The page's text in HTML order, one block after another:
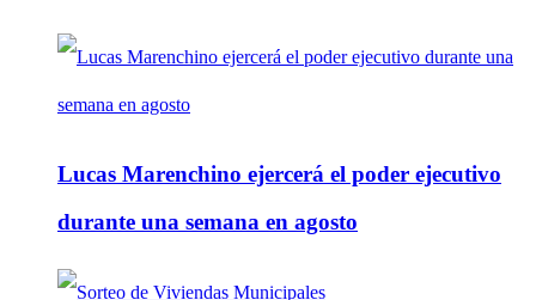
Lucas Marenchino ejercerá el poder ejecutivo
durante una semana en agosto